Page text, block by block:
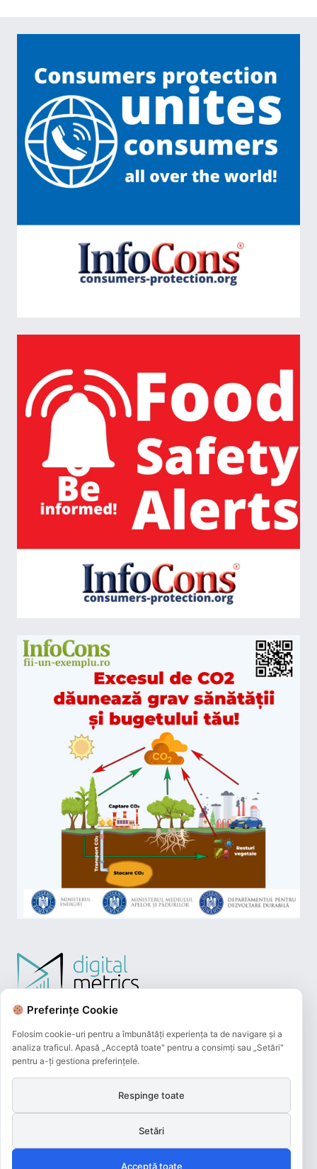
Plățile online efectuate pe acest site
sunt procesate de către Netopia Payments
și beneficiază de 3D-Secure.
Preferințe Cookie
Folosim cookie-uri pentru a îmbunătăți experiența ta de navigare și a
analiza traficul. Apasă „Acceptă toate" pentru a consimți sau „Setări"
pentru a-ți gestiona preferințele.
Respinge toate
Setări
Acceptă toate